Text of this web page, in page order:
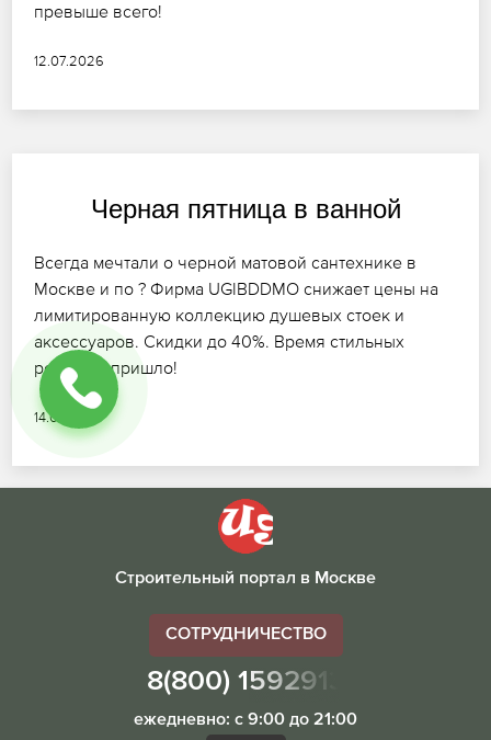
превыше всего!
12.07.2026
Черная пятница в ванной
Всегда мечтали о черной матовой сантехнике в
Москве и по ? Фирма UGIBDDMO снижает цены на
лимитированную коллекцию душевых стоек и
аксессуаров. Скидки до 40%. Время стильных
решений пришло!
14.07.2026
Строительный портал в Москве
СОТРУДНИЧЕСТВО
8(800) 1592913
ежедневно: с 9:00 до 21:00